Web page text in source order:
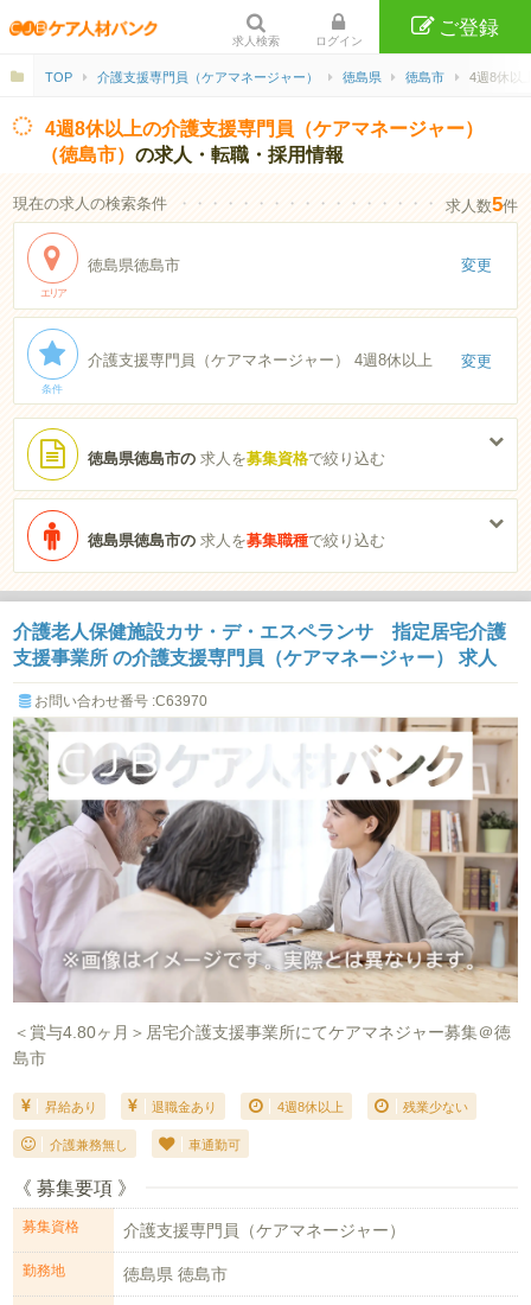
求人検索 ログイン
ご登録
TOP 介護支援専門員（ケアマネージャー） 徳島県 徳島市 4週8休以
4週8休以上の介護支援専門員（ケアマネージャー）
（徳島市）の求人・転職・採用情報
現在の求人の検索条件 ・・・・・・・・・・・・・・・・・・・・・・
求人数5件
エリア
徳島県徳島市 変更
条件
介護支援専門員（ケアマネージャー） 4週8休以上 変更
徳島県徳島市の求人を募集資格で絞り込む
徳島県徳島市の求人を募集職種で絞り込む
介護老人保健施設カサ・デ・エスペランサ 指定居宅介護
支援事業所 の介護支援専門員（ケアマネージャー） 求人
お問い合わせ番号 :C63970
＜賞与4.80ヶ月＞居宅介護支援事業所にてケアマネジャー募集＠徳
島市
昇給あり 退職金あり 4週8休以上 残業少ない
介護兼務無し 車通勤可
《 募集要項 》
募集資格 介護支援専門員（ケアマネージャー）
勤務地 徳島県 徳島市